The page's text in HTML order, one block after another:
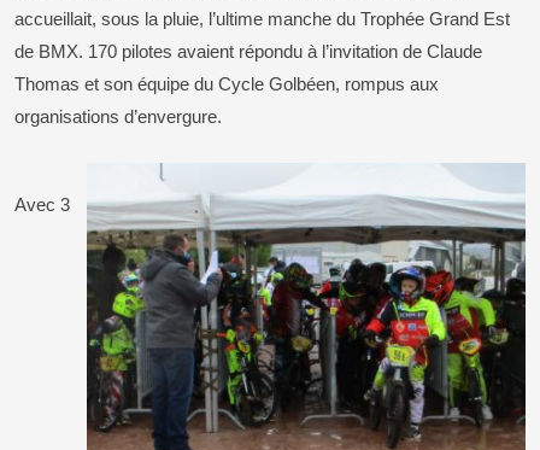
accueillait, sous la pluie, l’ultime manche du Trophée Grand Est
de BMX. 170 pilotes avaient répondu à l’invitation de Claude
Thomas et son équipe du Cycle Golbéen, rompus aux
organisations d’envergure.
Avec 3